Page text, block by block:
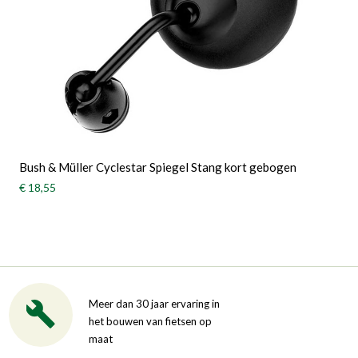
Bush & Müller Cyclestar Spiegel Stang kort gebogen
€ 18,55
Meer dan 30 jaar ervaring in
het bouwen van fietsen op
maat